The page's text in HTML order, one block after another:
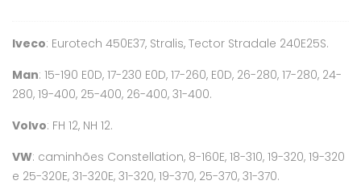
Iveco: Eurotech 450E37, Stralis, Tector Stradale 240E25S.
Man: 15-190 E0D, 17-230 E0D, 17-260, E0D, 26-280, 17-280, 24-
280, 19-400, 25-400, 26-400, 31-400.
Volvo: FH 12, NH 12.
VW: caminhões Constellation, 8-160E, 18-310, 19-320, 19-320
e 25-320E, 31-320E, 31-320, 19-370, 25-370, 31-370.